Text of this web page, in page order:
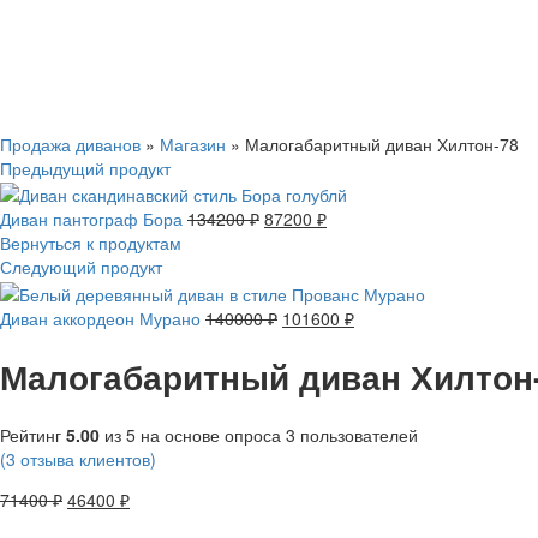
Продажа диванов » Магазин » Малогабаритный диван Хилтон-78
Предыдущий продукт
Диван пантограф Бора 134200₽ 87200 ₽
Вернуться к продуктам
Следующий продукт
Диван аккордеон Мурано 140000₽ 101600 ₽
Малогабаритный диван
Рейтинг 5.00 из 5 на основе опроса 3 пользователей
(3 отзыва клиентов)
71400₽ 46400 ₽